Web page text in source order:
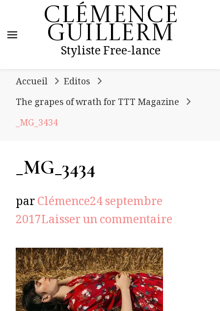
Clémence
Guillerm
Styliste Free-lance
Accueil
Editos
The grapes of wrath for TTT Magazine
_MG_3434
_MG_3434
parClémence24 septembre
2017Laisser un commentaire